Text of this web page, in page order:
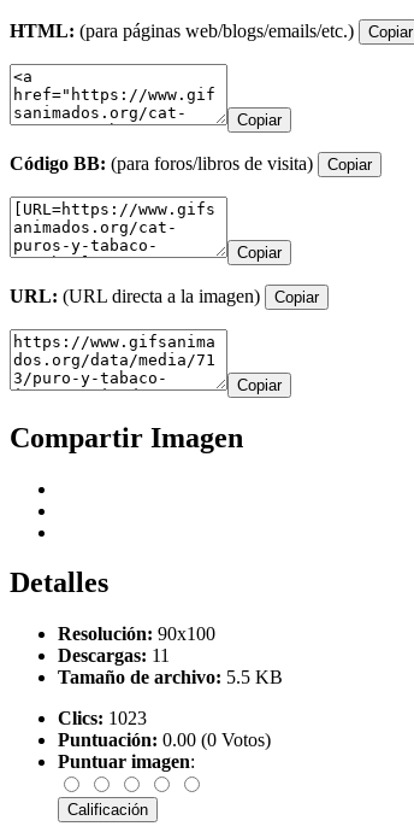
HTML: (para páginas web/blogs/emails/etc.) Copiar
Copiar
Código BB: (para foros/libros de visita) Copiar
Copiar
URL: (URL directa a la imagen) Copiar
Copiar
Compartir Imagen
Detalles
Resolución: 90x100
Descargas: 11
Tamaño de archivo: 5.5 KB
Clics: 1023
Puntuación: 0.00 (0 Votos)
Puntuar imagen: